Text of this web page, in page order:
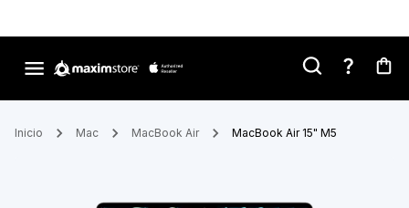
Inicio Mac MacBook Air MacBook Air 15" M5